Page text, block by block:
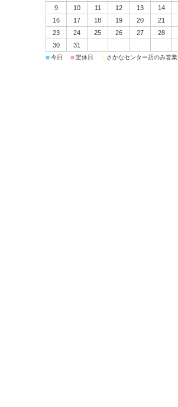
9
10 11 12 13 14
16
17 18 19 20 21
23
24 25 26 27 28
30
31
■今日 ■定休日 ■ さかなセンター店のみ営業